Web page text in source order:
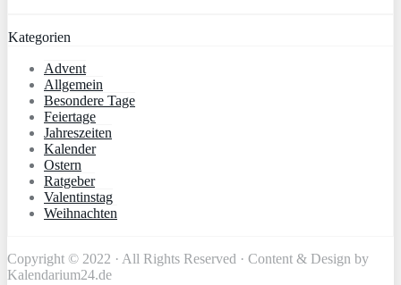
Kategorien
Advent
Allgemein
Besondere Tage
Feiertage
Jahreszeiten
Kalender
Ostern
Ratgeber
Valentinstag
Weihnachten
Copyright © 2022 · All Rights Reserved · Content & Design by
Kalendarium24.de